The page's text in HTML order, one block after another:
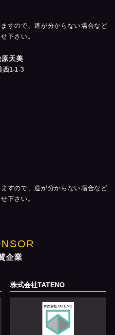
すので、道が分からない場合など
下さい。
天美
西1-1-3
すので、道が分からない場合など
下さい。
企業
株式会社TATENO